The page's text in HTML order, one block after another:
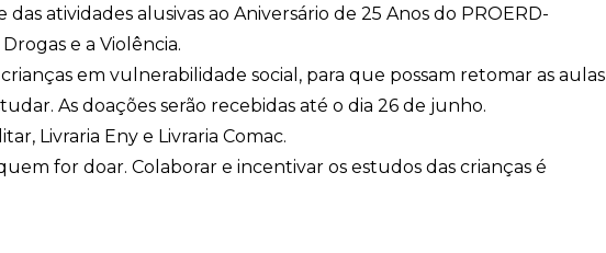
atividades alusivas ao Aniversário de 25 Anos do PROERD-
e a Violência.
em vulnerabilidade social, para que possam retomar as aulas
As doações serão recebidas até o dia 26 de junho.
Livraria Eny e Livraria Comac.
for doar. Colaborar e incentivar os estudos das crianças é